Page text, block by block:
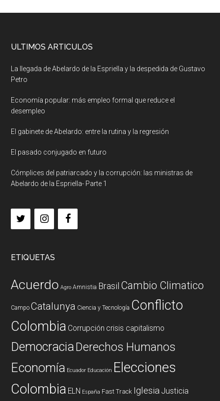
ULTIMOS ARTICULOS
La llegada de Abelardo de la Espriella y la despedida de Gustavo
Petro
Economía popular: más empleo formal que reduce el
desempleo
El gabinete de Abelardo: entre la rutina y la regresión
El pasado conjugado en futuro
Cómplices del patriarcado y la corrupción: las ministras de
Abelardo de la Espriella- Parte 1
ETIQUETAS
Acuerdo Agro Amnistia Brasil Cambio Climatico
Campo Catalunya Ciencia y Tecnología Conflicto
Colombia Corrupción crisis capitalismo
DemocraciaDerechos Humanos
Economía Ecuador Educación Elecciones
Colombia ELN España Fast Track Iglesia Justicia